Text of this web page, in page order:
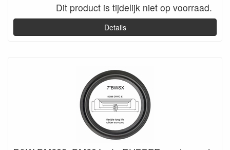
Dit product is tijdelijk niet op voorraad.
Details